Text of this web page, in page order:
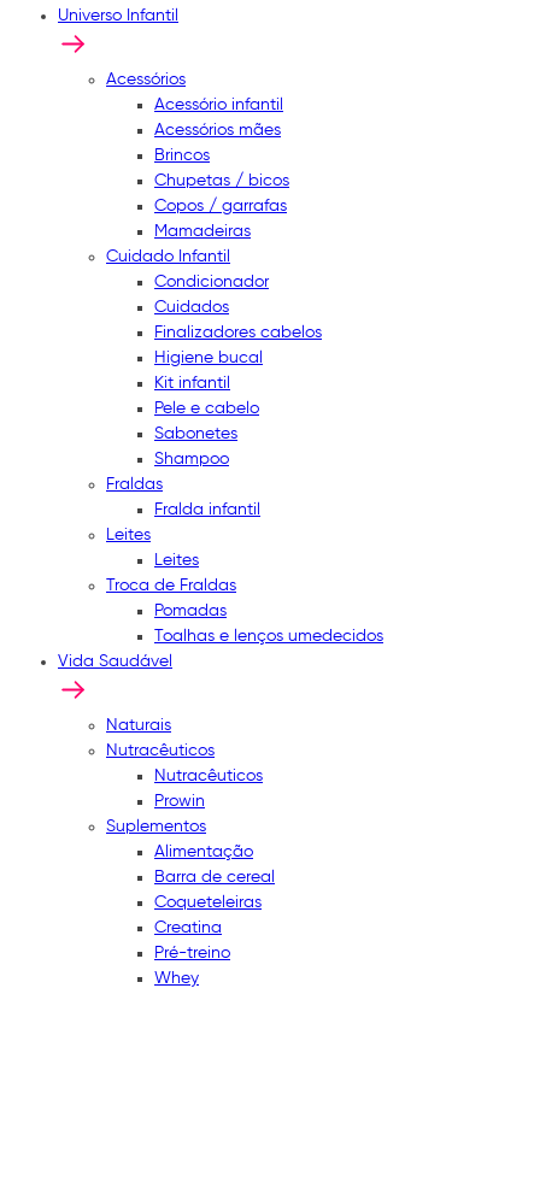
Universo Infantil
Acessórios
Acessório infantil
Acessórios mães
Brincos
Chupetas / bicos
Copos / garrafas
Mamadeiras
Cuidado Infantil
Condicionador
Cuidados
Finalizadores cabelos
Higiene bucal
Kit infantil
Pele e cabelo
Sabonetes
Shampoo
Fraldas
Fralda infantil
Leites
Leites
Troca de Fraldas
Pomadas
Toalhas e lenços umedecidos
Vida Saudável
Naturais
Nutracêuticos
Nutracêuticos
Prowin
Suplementos
Alimentação
Barra de cereal
Coqueteleiras
Creatina
Pré-treino
Whey